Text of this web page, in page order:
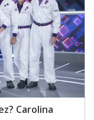
Carolina